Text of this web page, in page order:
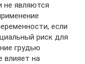
не являются
если
риск для
грудью
влияет на